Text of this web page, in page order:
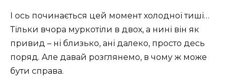
І ось починається цей момент холодної тиші…
Тільки вчора муркотіли в двох, а нині він як
привид – ні близько, ані далеко, просто десь
поряд. Але давай розглянемо, в чому ж може
бути справа.